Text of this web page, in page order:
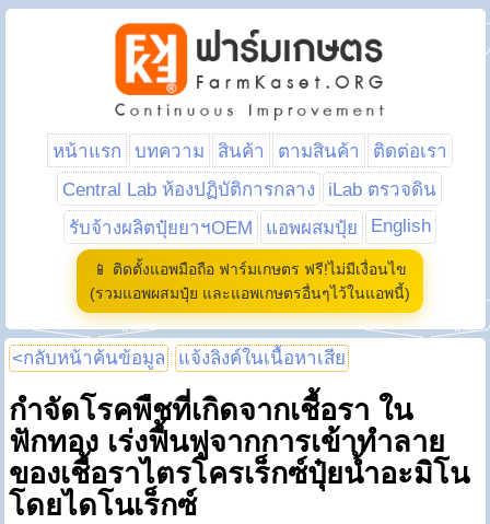
หน้าแรก บทความ สินค้า ตามสินค้า
ติดต่อเรา
Central Lab ห้องปฏิบัติการกลาง
iLab ตรวจดิน
รับจ้างผลิตปุ๋ยยาฯOEM
แอพผสมปุ๋ย English
📱 ติดตั้งแอพมือถือ ฟาร์มเกษตร ฟรี!ไม่มีเงื่อนไข
(รวมแอพผสมปุ๋ย และแอพเกษตรอื่นๆไว้ในแอพนี้)
<กลับหน้าค้นข้อมูล แจ้งลิงค์ในเนื้อหาเสีย
กำจัดโรคพืชที่เกิดจากเชื้อรา ใน
ฟักทอง เร่งฟื้นฟูจากการเข้าทำลาย
ของเชื้อราไตรโครเร็กซ์ปุ๋ยน้ำอะมิโน
โดยไดโนเร็กซ์